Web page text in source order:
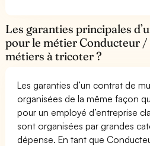
Les garanties principales
pour le métier Conducteur /
métiers à tricoter ?
Les garanties d’un contrat de
organisées de la même façon
pour un employé d’entreprise
sont organisées par grandes
dépense. En tant que